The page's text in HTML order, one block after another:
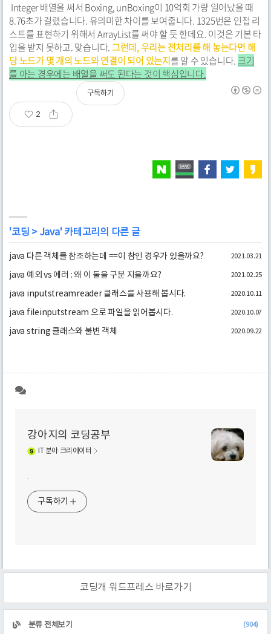
Integer 배열을 써서 Boxing, unBoxing이 10억회 가량 일어났을 때
8.76초가 걸렸습니다. 유의미한 차이를 보여줍니다. 1325번은 인접 리
스트를 표현하기 위해서 ArrayList를 써야 할 듯 한데요. 이것은 기본 타
입을 받지 못하고. 맞습니다.그런데, 우리는 전처리를 해 놓는다면 해
당 노드가 몇 개의 노드와 연결이 되어 있는지를 알 수 있습니다. 크기
를 아는 경우에는 배열을 써도 된다는 것이 핵심입니다.
2
구독하기
'코딩 > Java' 카테고리의 다른 글
java 다른 객체를 참조하는데 ==이 참인 경우가 있을까요? 2021.03.21
java 예외 vs 에러 : 왜 이 둘을 구분 지을까요? 2021.02.25
java inputstreamreader 클래스를 사용해 봅시다. 2020.10.11
java fileinputstream 으로 파일을 읽어봅시다. 2020.10.07
java string 클래스와 불변 객체 2020.09.22
강아지의 코딩공부
IT분야 크리에이터
.
구독하기
코딩개 워드프레스 바로가기
CATEGORY
분류 전체보기 (904)